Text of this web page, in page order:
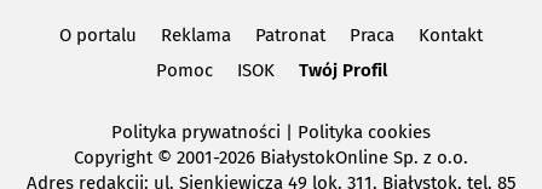
O portalu Reklama Patronat Praca
Kontakt
Pomoc
ISOK Twój Profil
Polityka prywatności | Polityka cookies
Copyright© 2001-2026 BiałystokOnline Sp. z o.o.
Adres redakcji: ul. Sienkiewicza 49 lok. 311, Białystok, tel. 85